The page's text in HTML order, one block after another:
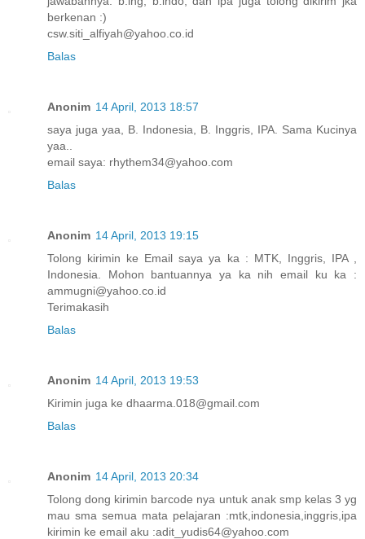
berkenan :)
csw.siti_alfiyah@yahoo.co.id
Balas
Anonim 14 April, 2013 18:57
saya juga yaa, B. Indonesia, B. Inggris, IPA. Sama Kucinya
yaa..
email saya: rhythem34@yahoo.com
Balas
Anonim 14 April, 2013 19:15
Tolong kirimin ke Email saya ya ka : MTK, Inggris, IPA ,
Indonesia. Mohon bantuannya ya ka nih email ku ka :
ammugni@yahoo.co.id
Terimakasih
Balas
Anonim 14 April, 2013 19:53
Kirimin juga ke dhaarma.018@gmail.com
Balas
Anonim 14 April, 2013 20:34
Tolong dong kirimin barcode nya untuk anak smp kelas 3 yg
mau sma semua mata pelajaran :mtk,indonesia,inggris,ipa
kirimin ke email aku :adit_yudis64@yahoo.com